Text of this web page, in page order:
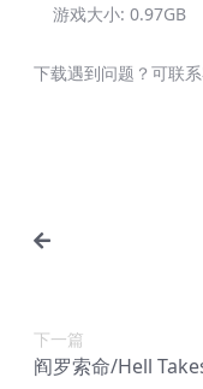
游戏大小: 0.97GB
下载遇到问题？可联
下一篇
阎罗索命/Hell